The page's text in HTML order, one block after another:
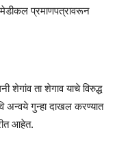
मेडीकल प्रमाणपत्रावरून
ता शेगाव याचे विरुद्ध
गुन्हा दाखल करण्यात
आहेत.